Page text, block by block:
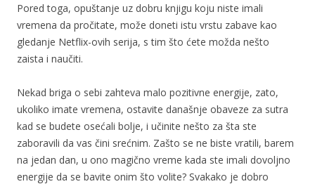
Pored toga, opuštanje uz dobru knjigu koju niste imali
vremena da pročitate, može doneti istu vrstu zabave kao
gledanje Netflix-ovih serija, s tim što ćete možda nešto
zaista i naučiti.
Nekad briga o sebi zahteva malo pozitivne energije, zato,
ukoliko imate vremena, ostavite današnje obaveze za sutra
kad se budete osećali bolje, i učinite nešto za šta ste
zaboravili da vas čini srećnim. Zašto se ne biste vratili, barem
na jedan dan, u ono magično vreme kada ste imali dovoljno
energije da se bavite onim što volite? Svakako je dobro